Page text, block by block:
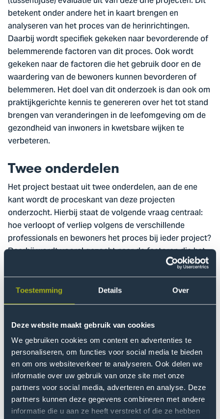
Toestemming Details Over
Deze website maakt gebruik van cookies
We gebruiken cookies om content en advertenties te
personaliseren, om functies voor social media te bieden
en om ons websiteverkeer te analyseren. Ook delen we
informatie over uw gebruik van onze site met onze
partners voor social media, adverteren en analyse. Deze
partners kunnen deze gegevens combineren met andere
informatie die u aan ze heeft verstrekt of die ze hebben
betekent onder andere het in kaart brengen en
analyseren van het proces van de herinrichtingen.
Daarbij wordt specifiek gekeken naar bevorderende of
belemmerende factoren van dit proces. Ook wordt
gekeken naar de factoren die het gebruik door en de
waardering van de bewoners kunnen bevorderen of
belemmeren. Het doel van dit onderzoek is dan ook om
praktijkgerichte kennis te genereren over het tot stand
brengen van veranderingen in de leefomgeving om de
gezondheid van inwoners in kwetsbare wijken te
verbeteren.
Twee onderdelen
Het project bestaat uit twee onderdelen, aan de ene
kant wordt de proceskant van deze projecten
onderzocht. Hierbij staat de volgende vraag centraal:
hoe verloopt of verliep volgens de verschillende
professionals en bewoners het proces bij ieder project?
Daarbij wordt vooral gezocht naar de factoren die het
proces hebben bevorderd of belemmerd. Dit onderdeel
wordt uitgevoerd door de GGD.
Aan de andere kant wordt het gebruik van deze
doelgroep van de door professionals en bewoners
bedachte ingrepen? Oftewel: heeft het intensieve
proces ook tot fysieke en sociale ingrepen geleid die
door de doelgroep worden gebruikt en gewaardeerd?
Dit onderdeel wordt uitgevoerd door het lectoraat
Gezonde Leefstijl in een Stimulerende Omgeving van
De Haagse Hogeschool.